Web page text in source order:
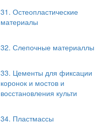
31. Остеопластические
материалы
32. Слепочные материаллы
33. Цементы для фиксации
коронок и мостов и
восстановления культи
34. Пластмассы